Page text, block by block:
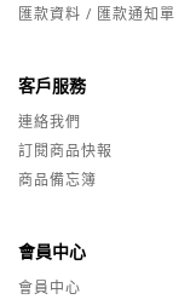
匯款資料 / 匯款通知單
客戶服務
連絡我們
訂閱商品快報
商品備忘簿
會員中心
會員中心